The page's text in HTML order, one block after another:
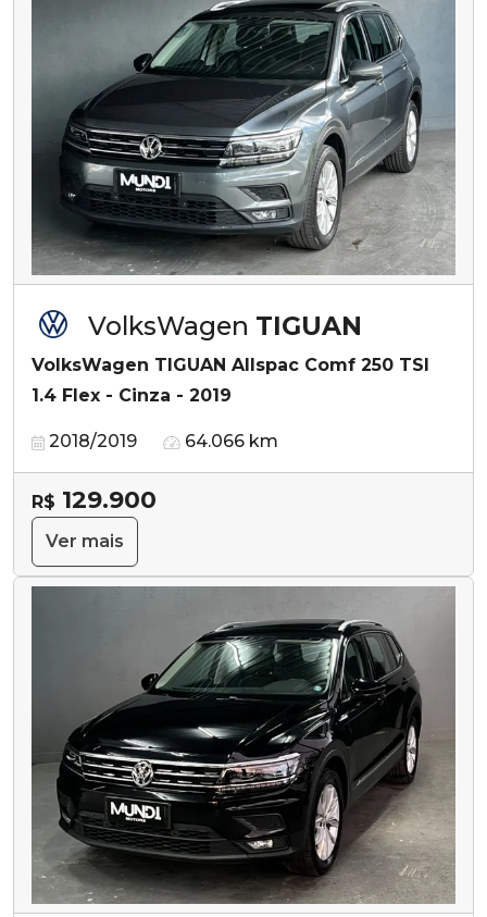
VolksWagen TIGUAN
VolksWagen TIGUAN Allspac Comf 250 TSI
1.4 Flex - Cinza - 2019
2018/2019 64.066 km
R$ 129.900
Ver mais